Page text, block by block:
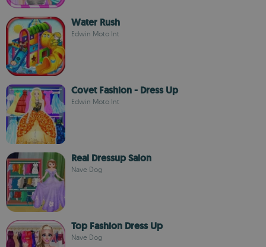
Water Rush
Edwin Moto Int
Covet Fashion - Dress Up
Edwin Moto Int
Real Dressup Salon
Nave Dog
Top Fashion Dress Up
Nave Dog